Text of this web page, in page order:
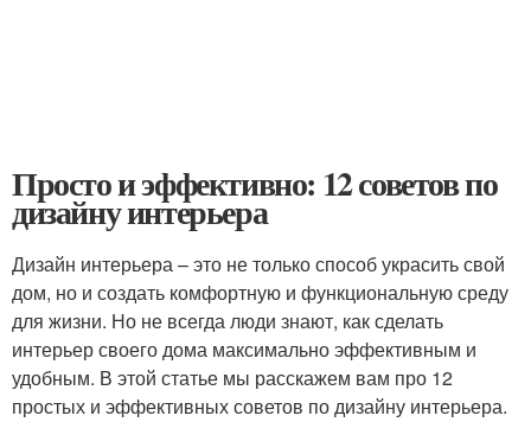
Просто и эффективно: 12 советов по
дизайну интерьера
Дизайн интерьера – это не только способ украсить свой
дом, но и создать комфортную и функциональную среду
для жизни. Но не всегда люди знают, как сделать
интерьер своего дома максимально эффективным и
удобным. В этой статье мы расскажем вам про 12
простых и эффективных советов по дизайну интерьера.